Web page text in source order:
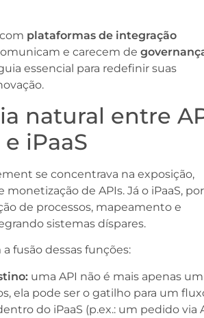
plataformas de integração
e carecem de
essencial para redefinir suas
natural entre
iPaaS
se concentrava na exposição,
de APIs. Já o iPaaS,
de processos, mapeamento e
sistemas díspares.
fusão dessas funções:
uma API não é mais apenas um
ela pode ser o gatilho para um
do iPaaS (p.ex.: um pedido via